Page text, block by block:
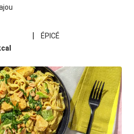
|
ÉPICÉ